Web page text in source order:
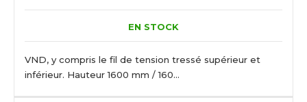
EN STOCK
VND, y compris le fil de tension tressé supérieur et
inférieur. Hauteur 1600 mm / 160...